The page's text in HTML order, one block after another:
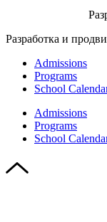
Разработка и
Admissions
Programs
School
Admissions
Programs
School